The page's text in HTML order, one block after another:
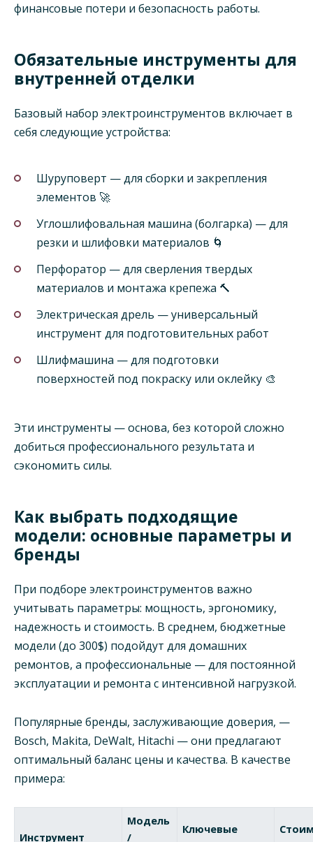
финансовые потери и безопасность работы.
Обязательные инструменты для
внутренней отделки
Базовый набор электроинструментов включает в
себя следующие устройства:
Шуруповерт — для сборки и закрепления
элементов 🚀
Углошлифовальная машина (болгарка) — для
резки и шлифовки материалов 🌀
Перфоратор — для сверления твердых
материалов и монтажа крепежа 🔨
Электрическая дрель — универсальный
инструмент для подготовительных работ
Шлифмашина — для подготовки
поверхностей под покраску или оклейку 🎨
Эти инструменты — основа, без которой сложно
добиться профессионального результата и
сэкономить силы.
Как выбрать подходящие
модели: основные параметры и
бренды
При подборе электроинструментов важно
учитывать параметры: мощность, эргономику,
надежность и стоимость. В среднем, бюджетные
модели (до 300$) подойдут для домашних
ремонтов, а профессиональные — для постоянной
эксплуатации и ремонта с интенсивной нагрузкой.
Популярные бренды, заслуживающие доверия, —
Bosch, Makita, DeWalt, Hitachi — они предлагают
оптимальный баланс цены и качества. В качестве
примера:
Инструмент
Модель
/
Ключевые